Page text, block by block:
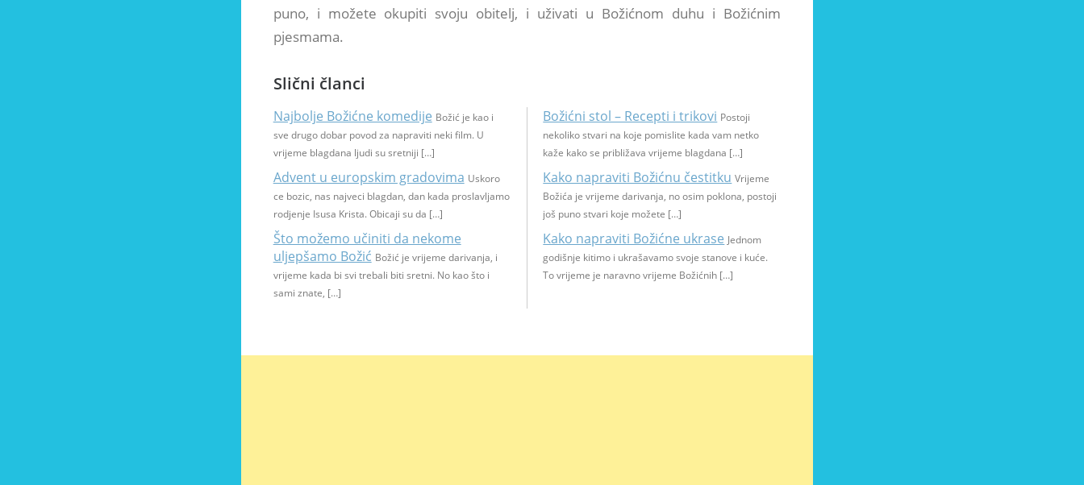
puno, i možete okupiti svoju obitelj, i uživati u Božićnom duhu i Božićnim
pjesmama.
Slični članci
Najbolje Božićne komedije Božić je kao i
sve drugo dobar povod za napraviti neki film. U
vrijeme blagdana ljudi su sretniji […]
Advent u europskim gradovima Uskoro
ce bozic, nas najveci blagdan, dan kada proslavljamo
rodjenje Isusa Krista. Obicaji su da […]
Što možemo učiniti da nekome
uljepšamo Božić Božić je vrijeme darivanja, i
vrijeme kada bi svi trebali biti sretni. No kao što i
sami znate, […]
Božićni stol – Recepti i trikovi Postoji
nekoliko stvari na koje pomislite kada vam netko
kaže kako se približava vrijeme blagdana […]
Kako napraviti Božićnu čestitku Vrijeme
Božića je vrijeme darivanja, no osim poklona, postoji
još puno stvari koje možete […]
Kako napraviti Božićne ukrase Jednom
godišnje kitimo i ukrašavamo svoje stanove i kuće.
To vrijeme je naravno vrijeme Božićnih […]